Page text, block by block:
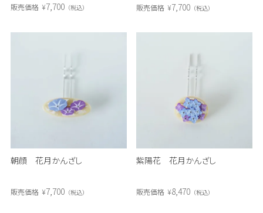
販売価格 ¥7,700 税込 販売価格 ¥7,700 税込
朝顔 花月かんざし
販売価格 ¥7,700 税込
紫陽花 花月かんざし
販売価格 ¥8,470 税込